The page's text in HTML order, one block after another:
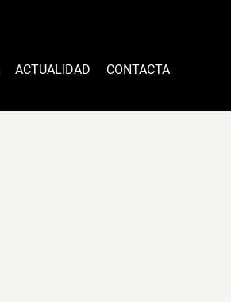
ACTUALIDAD CONTACTA